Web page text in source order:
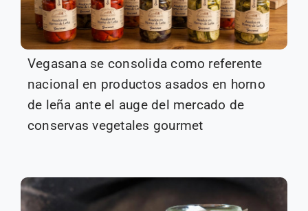
Vegasana se consolida como referente
nacional en productos asados en horno
de leña ante el auge del mercado de
conservas vegetales gourmet